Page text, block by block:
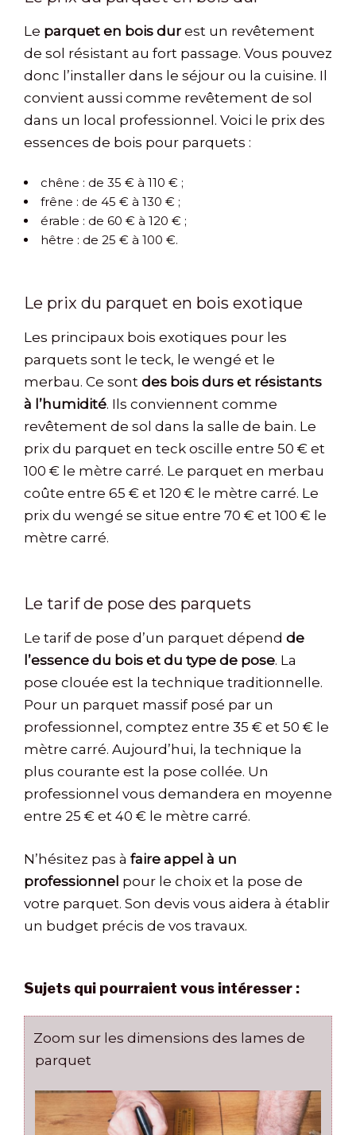
Le parquet en bois dur est un revêtement
de sol résistant au fort passage. Vous pouvez
donc l’installer dans le séjour ou la cuisine. Il
convient aussi comme revêtement de sol
dans un local professionnel. Voici le prix des
essences de bois pour parquets :
chêne : de 35 € à 110 € ;
frêne : de 45 € à 130 € ;
érable : de 60 € à 120 € ;
hêtre : de 25 € à 100 €.
Le prix du parquet en bois exotique
Les principaux bois exotiques pour les
parquets sont le teck, le wengé et le
merbau. Ce sont des bois durs et résistants
à l’humidité. Ils conviennent comme
revêtement de sol dans la salle de bain. Le
prix du parquet en teck oscille entre 50 € et
100 € le mètre carré. Le parquet en merbau
coûte entre 65 € et 120 € le mètre carré. Le
prix du wengé se situe entre 70 € et 100 € le
mètre carré.
Le tarif de pose des parquets
Le tarif de pose d’un parquet dépend de
l’essence du bois et du type de pose. La
pose clouée est la technique traditionnelle.
Pour un parquet massif posé par un
professionnel, comptez entre 35 € et 50 € le
mètre carré. Aujourd’hui, la technique la
plus courante est la pose collée. Un
professionnel vous demandera en moyenne
entre 25 € et 40 € le mètre carré.
N’hésitez pas à faire appel à un
professionnel pour le choix et la pose de
votre parquet. Son devis vous aidera à établir
un budget précis de vos travaux.
Sujets qui pourraient vous intéresser :
Zoom sur les dimensions des lames de
parquet